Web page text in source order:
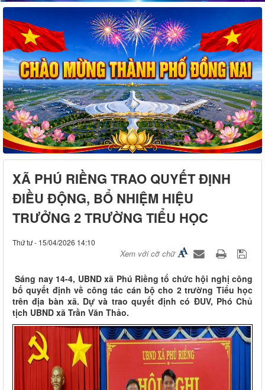
XÃ PHÚ RIỀNG TRAO QUYẾT ĐỊNH
ĐIỀU ĐỘNG, BỔ NHIỆM HIỆU
TRƯỞNG 2 TRƯỜNG TIỂU HỌC
Thứ tư - 15/04/2026 14:10
Xem với cỡ chữ
Sáng nay 14-4, UBND xã Phú Riềng tổ chức hội nghị công
bố quyết định về công tác cán bộ cho 2 trường Tiểu học
trên địa bàn xã. Dự và trao quyết định có ĐUV, Phó Chủ
tịch UBND xã Trần Văn Thảo.